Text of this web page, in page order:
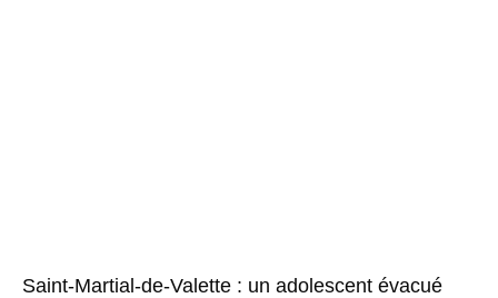
Saint-Martial-de-Valette : un adolescent évacué